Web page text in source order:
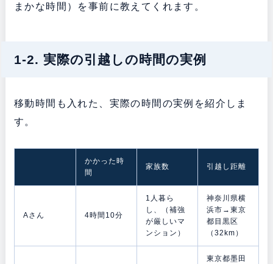
まかな時間）を事前に教えてくれます。
1-2. 実際の引越しの時間の実例
移動時間も入れた、実際の時間の実例を紹介しま
す。
かかった時
間
家族数 引越し距離
Aさん 4時間10分
1人暮ら
し、（補強
が厳しいマ
ンション）
神奈川県横
浜市→東京
都目黒区
（32km）
東京都墨田